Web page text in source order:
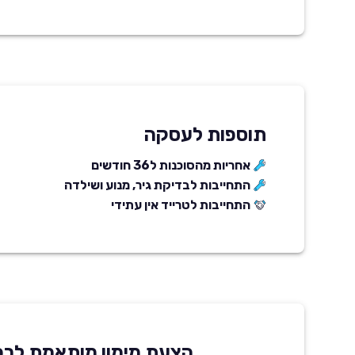
תוספות לעסקה
אחריות מהסוכנות ל36 חודשים
התחייבות לבדיקת גיר, מנוע ושילדה
התחייבות לטרייד אין עתידי